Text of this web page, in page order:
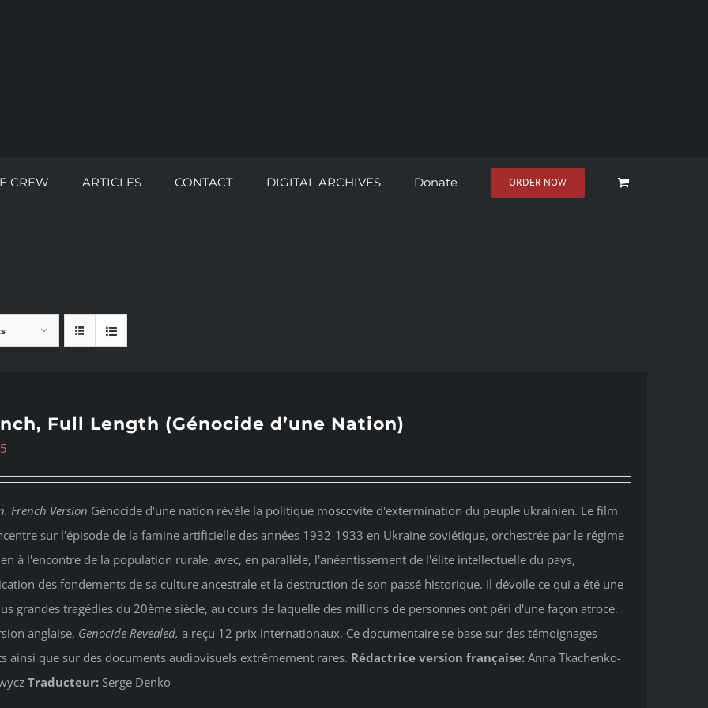
CREW ARTICLES CONTACT DIGITAL ARCHIVES Donate ORDER NOW
Full Length (Génocide d’une Nation)
French Version Génocide d'une nation révèle la politique moscovite d'extermination du peuple ukrainien. Le film
sur l'épisode de la famine artificielle des années 1932-1933 en Ukraine soviétique, orchestrée par le régime
à l'encontre de la population rurale, avec, en parallèle, l'anéantissement de l'élite intellectuelle du pays,
des fondements de sa culture ancestrale et la destruction de son passé historique. Il dévoile ce qui a été une
grandes tragédies du 20ème siècle, au cours de laquelle des millions de personnes ont péri d'une façon atroce.
anglaise, Genocide Revealed, a reçu 12 prix internationaux. Ce documentaire se base sur des témoignages
ainsi que sur des documents audiovisuels extrêmement rares. Rédactrice version française:Anna Tkachenko-
Traducteur:Serge Denko